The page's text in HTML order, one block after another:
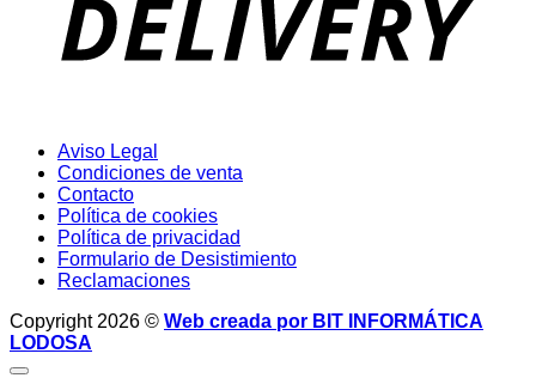
Aviso Legal
Condiciones de venta
Contacto
Política de cookies
Política de privacidad
Formulario de Desistimiento
Reclamaciones
Copyright 2026 © Web creada por BIT INFORMÁTICA
LODOSA